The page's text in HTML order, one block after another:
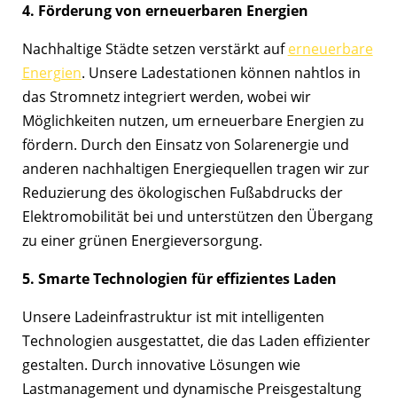
4. Förderung von erneuerbaren Energien
Nachhaltige Städte setzen verstärkt auferneuerbare
Energien. Unsere Ladestationen können nahtlos in
das Stromnetz integriert werden, wobei wir
Möglichkeiten nutzen, um erneuerbare Energien zu
fördern. Durch den Einsatz von Solarenergie und
anderen nachhaltigen Energiequellen tragen wir zur
Reduzierung des ökologischen Fußabdrucks der
Elektromobilität bei und unterstützen den Übergang
zu einer grünen Energieversorgung.
5. Smarte Technologien für effizientes Laden
Unsere Ladeinfrastruktur ist mit intelligenten
Technologien ausgestattet, die das Laden effizienter
gestalten. Durch innovative Lösungen wie
Lastmanagement und dynamische Preisgestaltung